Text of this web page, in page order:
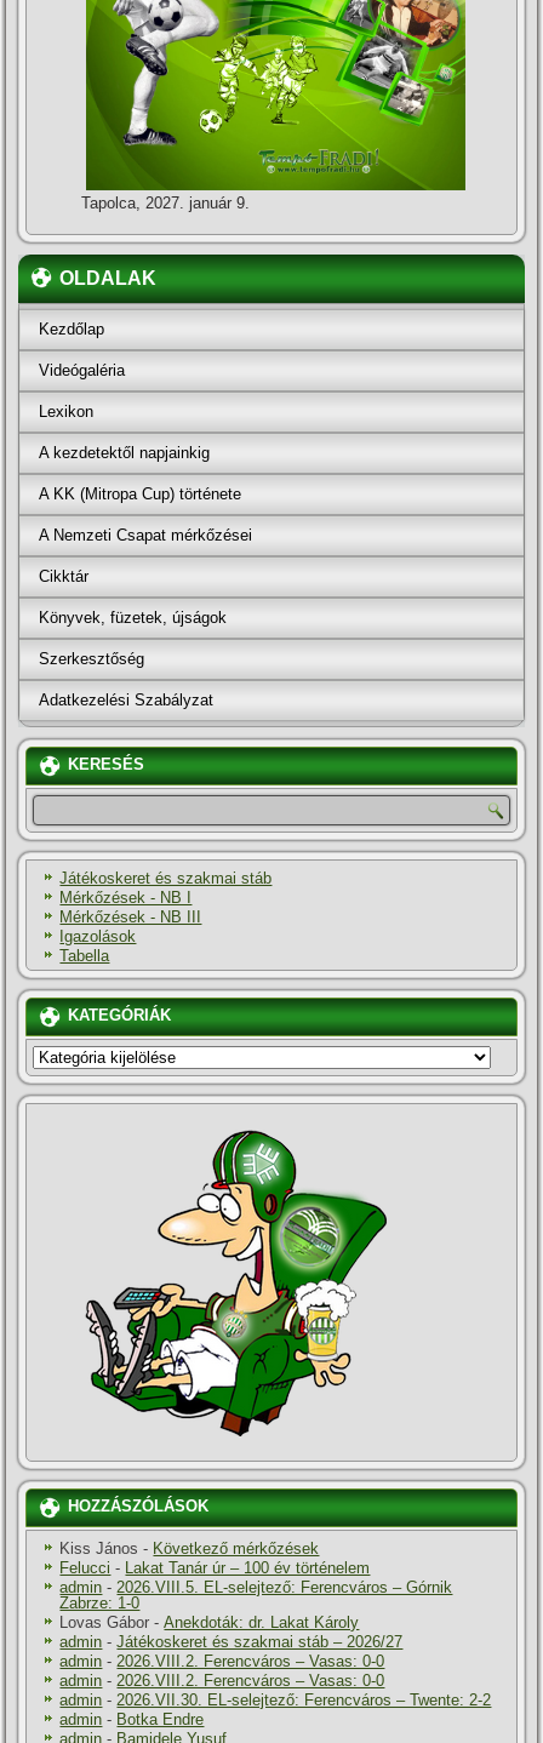
Tapolca, 2027. január 9.
OLDALAK
Kezdőlap
Videógaléria
Lexikon
A kezdetektől napjainkig
A KK (Mitropa Cup) története
A Nemzeti Csapat mérkőzései
Cikktár
Könyvek, füzetek, újságok
Szerkesztőség
Adatkezelési Szabályzat
KERESÉS
Játékoskeret és szakmai stáb
Mérkőzések - NB I
Mérkőzések - NB III
Igazolások
Tabella
KATEGÓRIÁK
KATEGÓRIÁK
HOZZÁSZÓLÁSOK
Kiss János - Következő mérkőzések
Felucci - Lakat Tanár úr – 100 év történelem
admin -2026.VIII.5. EL-selejtező: Ferencváros – Górnik
Zabrze: 1-0
Lovas Gábor -Anekdoták: dr. Lakat Károly
admin -Játékoskeret és szakmai stáb – 2026/27
admin -2026.VIII.2. Ferencváros – Vasas: 0-0
admin -2026.VIII.2. Ferencváros – Vasas: 0-0
admin -2026.VII.30. EL-selejtező: Ferencváros – Twente: 2-2
admin - Botka Endre
admin - Bamidele Yusuf